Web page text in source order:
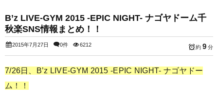
B’z LIVE-GYM 2015 -EPIC NIGHT- ナゴヤドーム千
秋楽SNS情報まとめ！！
2015年7月27日 0件 6212 約 9 分
7/26日、B’z LIVE-GYM 2015 -EPIC NIGHT- ナゴヤドー
ム！！